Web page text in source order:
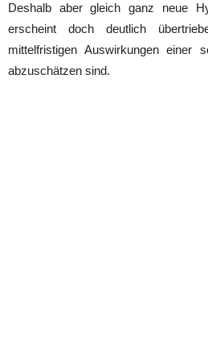
Deshalb aber gleich ganz neue
erscheint doch deutlich
mittelfristigen Auswirkungen einer
abzuschätzen sind.